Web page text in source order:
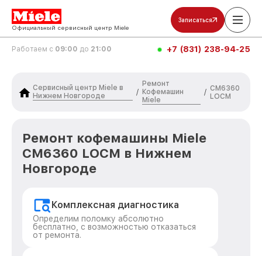
Официальный сервисный центр Miele
Записаться
Работаем с 09:00 до 21:00 +7 (831) 238-94-25
Сервисный центр Miele в
Нижнем Новгороде
/
Ремонт
Кофемашин
Miele
/ CM6360
LOCM
Ремонт кофемашины Miele
CM6360 LOCM в Нижнем
Новгороде
Комплексная диагностика
Определим поломку абсолютно
бесплатно, с возможностью отказаться
от ремонта.